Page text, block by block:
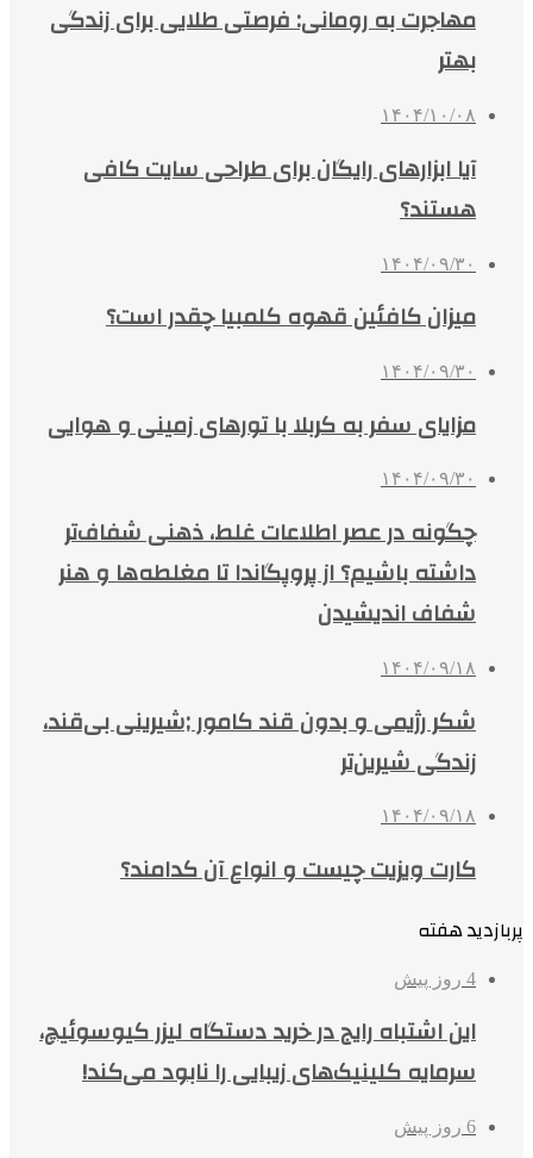
مهاجرت به رومانی: فرصتی طلایی برای زندگی
بهتر
۱۴۰۴/۱۰/۰۸
آیا ابزارهای رایگان برای طراحی سایت کافی
هستند؟
۱۴۰۴/۰۹/۳۰
میزان کافئین قهوه کلمبیا چقدر است؟
۱۴۰۴/۰۹/۳۰
مزایای سفر به کربلا با تورهای زمینی و هوایی
۱۴۰۴/۰۹/۳۰
چگونه در عصر اطلاعات غلط، ذهنی شفاف‌تر
داشته باشیم؟ از پروپگاندا تا مغلطه‌ها و هنر
شفاف اندیشیدن
۱۴۰۴/۰۹/۱۸
شکر رژیمی و بدون قند کامور ;شیرینی بی‌قند،
زندگی شیرین‌تر
۱۴۰۴/۰۹/۱۸
کارت ویزیت چیست و انواع آن کدامند؟
پربازدید هفته
4 روز پیش
این اشتباه رایج در خرید دستگاه لیزر کیوسوئیچ،
سرمایه کلینیک‌های زیبایی را نابود می‌کند!
6 روز پیش